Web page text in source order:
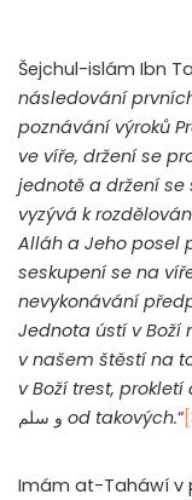
Šejchul-islám Ibn
následování
poznávání výroků
ve víře, držení se
jednotě a držení
vyzývá k
Alláh a Jeho posel
seskupení se na
nevykonávání
Jednota ústí v Boží
v našem štěstí na
v Boží trest, prokletí
و سلم od takových.“
Imám at-Taháwí v